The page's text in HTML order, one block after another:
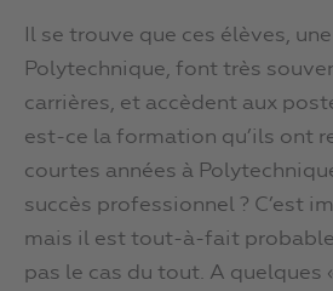
Il se trouve que ces élèves,
Polytechnique, font très
carrières, et accèdent aux
est-ce la formation qu’ils ont
courtes années à
succès professionnel ? C’est
mais il est tout-à-fait
pas le cas du tout. A quelques